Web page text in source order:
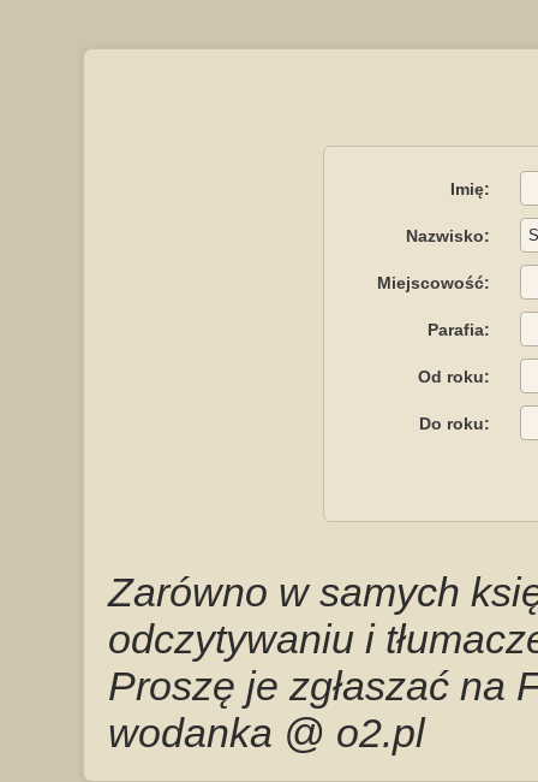
Imię:
Nazwisko:
Miejscowość:
Parafia:
Od roku:
Do roku:
Zarówno w samych
odczytywaniu i
Proszę je zgłaszać na
wodanka @ o2.pl